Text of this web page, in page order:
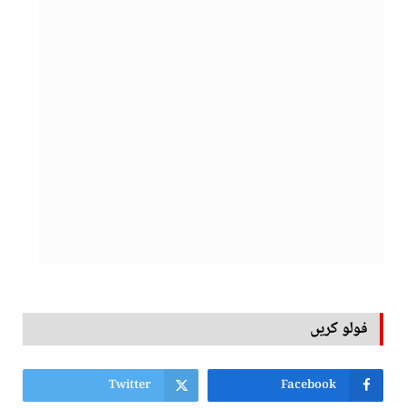
فولو کریں
Facebook
Twitter